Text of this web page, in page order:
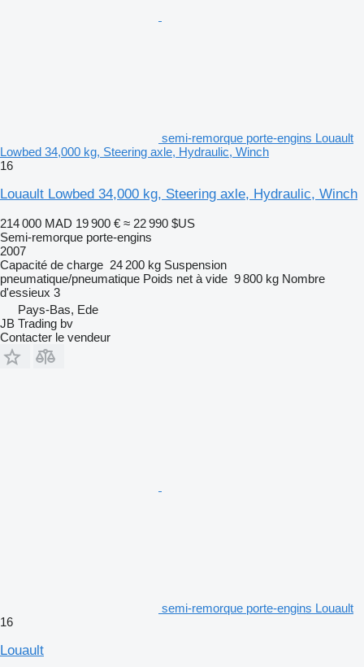
semi-remorque porte-engins Louault
Lowbed 34,000 kg, Steering axle, Hydraulic, Winch
16
Louault Lowbed 34,000 kg, Steering axle, Hydraulic, Winch
214 000 MAD 19 900 € ≈ 22 990 $US
Semi-remorque porte-engins
2007
Capacité de charge 24 200 kg Suspension
pneumatique/pneumatique Poids net à vide 9 800 kg Nombre
d'essieux 3
Pays-Bas, Ede
JB Trading bv
Contacter le vendeur
semi-remorque porte-engins Louault
16
Louault